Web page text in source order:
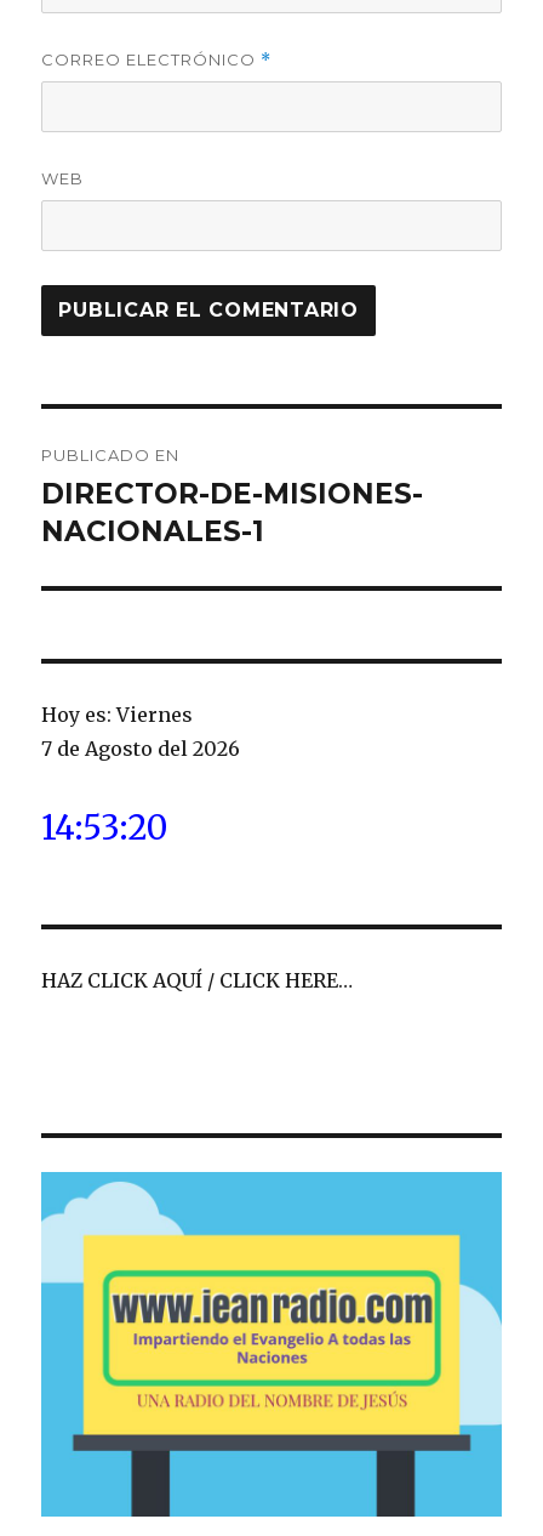
CORREO ELECTRÓNICO *
WEB
de
entradas
PUBLICADO EN
DIRECTOR-DE-MISIONES-
NACIONALES-1
Hoy es: Viernes
7 de Agosto del 2026
14:53:21
HAZ CLICK AQUÍ / CLICK HERE…